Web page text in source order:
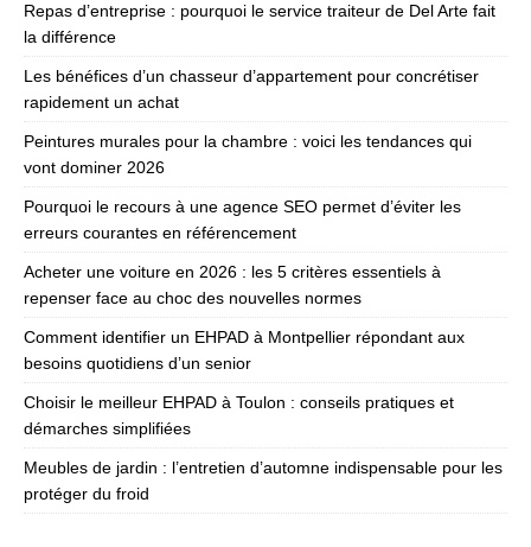
Repas d’entreprise : pourquoi le service traiteur de Del Arte fait
la différence
Les bénéfices d’un chasseur d’appartement pour concrétiser
rapidement un achat
Peintures murales pour la chambre : voici les tendances qui
vont dominer 2026
Pourquoi le recours à une agence SEO permet d’éviter les
erreurs courantes en référencement
Acheter une voiture en 2026 : les 5 critères essentiels à
repenser face au choc des nouvelles normes
Comment identifier un EHPAD à Montpellier répondant aux
besoins quotidiens d’un senior
Choisir le meilleur EHPAD à Toulon : conseils pratiques et
démarches simplifiées
Meubles de jardin : l’entretien d’automne indispensable pour les
protéger du froid